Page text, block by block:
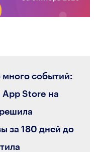
событий:
Store на
за 180 дней до